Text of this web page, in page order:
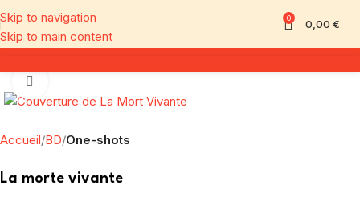
Skip to navigation
Skip to main content
0 0,00 €
Accueil BD One-shots
La morte vivante